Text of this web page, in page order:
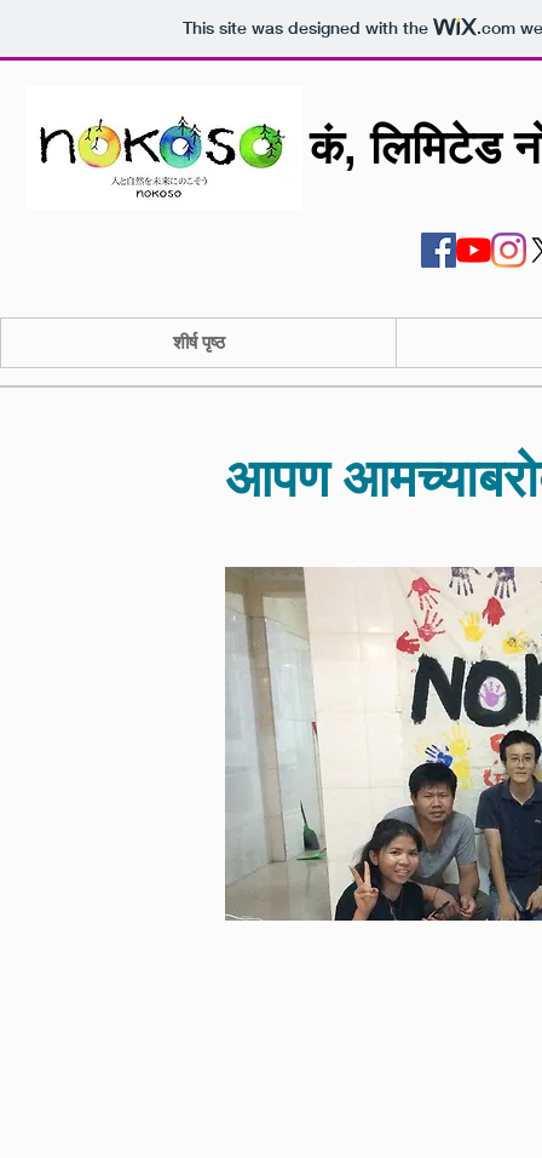
This site was designed with the .com
कं, लिमिटेड
शीर्ष पृष्ठ
आपण